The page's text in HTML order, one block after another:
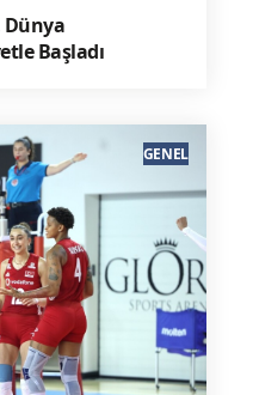
Dünya
Başladı
GENEL